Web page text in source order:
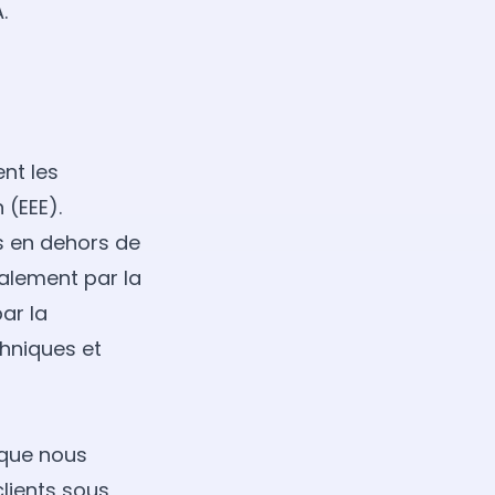
les
en dehors de
par la
la
et
nous